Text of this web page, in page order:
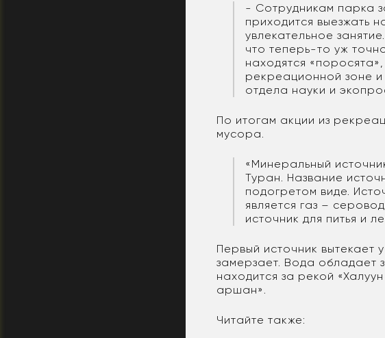
- Сотрудникам парка
приходится выезжать
увлекательное
что теперь-то уж
находятся
рекреационной зоне и
отдела науки и
По итогам акции из
мусора.
«Минеральный
Туран. Название
подогретом виде.
является газ –
источник для питья и
Первый источник вытекает
замерзает. Вода обладает
находится за рекой
аршан».
Читайте также: